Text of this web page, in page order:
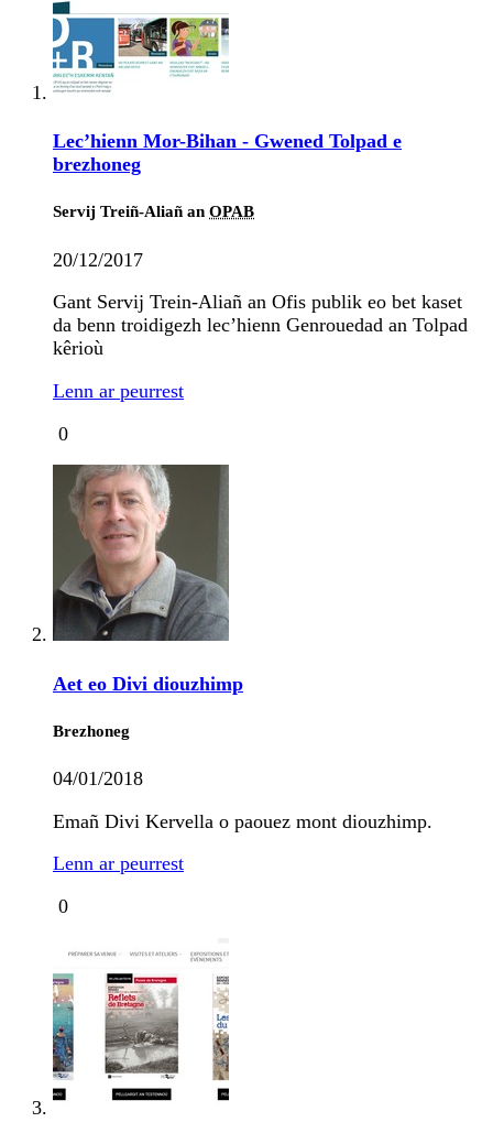
Lec’hienn Mor-Bihan - Gwened Tolpad e
brezhoneg
Servij Treiñ-Aliañ an OPAB
20/12/2017
Gant Servij Trein-Aliañ an Ofis publik eo bet kaset
da benn troidigezh lec’hienn Genrouedad an Tolpad
kêrioù
Lenn ar peurrest
0
Aet eo Divi diouzhimp
Brezhoneg
04/01/2018
Emañ Divi Kervella o paouez mont diouzhimp.
Lenn ar peurrest
0